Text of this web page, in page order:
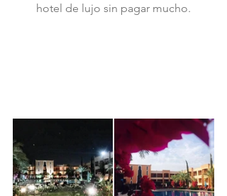
hotel de lujo sin pagar mucho.